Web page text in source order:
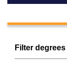
Filter degrees